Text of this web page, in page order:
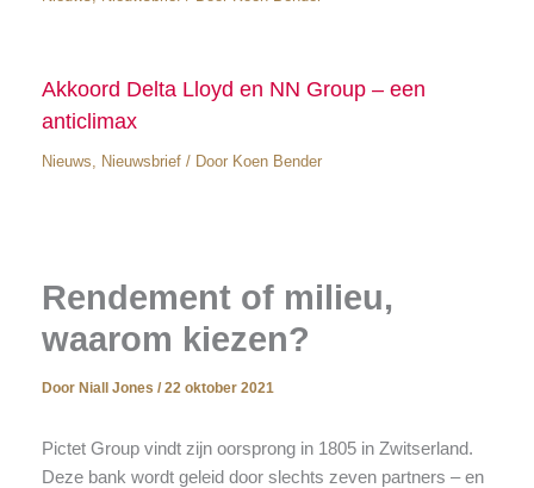
Akkoord Delta Lloyd en NN Group – een
anticlimax
Nieuws Nieuwsbrief/ Door Koen Bender
Rendement of milieu,
waarom kiezen?
Door Niall Jones / 22 oktober 2021
Pictet Group vindt zijn oorsprong in 1805 in Zwitserland.
Deze bank wordt geleid door slechts zeven partners – en